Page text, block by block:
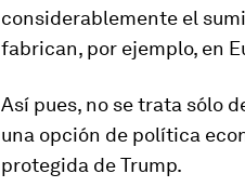
considerablemente el
fabrican, por ejemplo, en
Así pues, no se trata sólo
una opción de política
protegida de Trump.